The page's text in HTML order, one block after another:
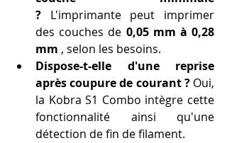
? L'imprimante peut imprimer
des couches de 0,05 mm à 0,28
mm , selon les besoins.
Dispose-t-elle d'une reprise
après coupure de courant ? Oui,
la Kobra S1 Combo intègre cette
fonctionnalité ainsi qu'une
détection de fin de filament.